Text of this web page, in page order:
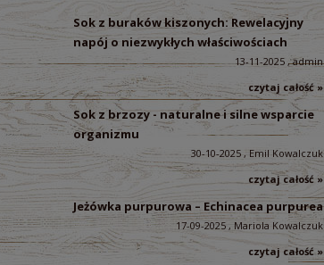
Sok z buraków kiszonych: Rewelacyjny
napój o niezwykłych właściwościach
13-11-2025 , admin
czytaj całość »
Sok z brzozy - naturalne i silne wsparcie
organizmu
30-10-2025 , Emil Kowalczuk
czytaj całość »
Jeżówka purpurowa – Echinacea purpurea
17-09-2025 , Mariola Kowalczuk
czytaj całość »